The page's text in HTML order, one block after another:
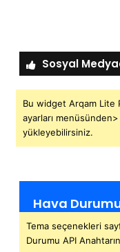
Sosyal
Bu widget Arqam Lite
ayarları
yükleyebilirsiniz.
Hava
Tema seçenekleri
Durumu API